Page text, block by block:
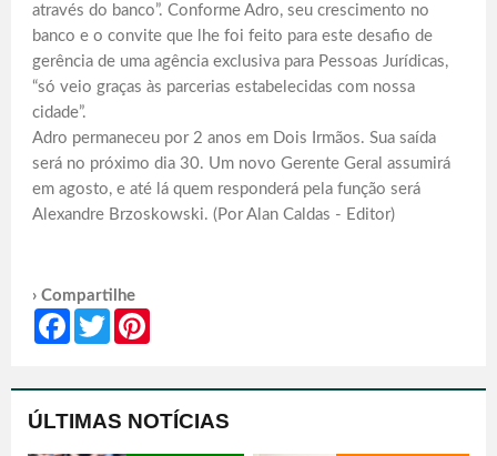
através do banco”. Conforme Adro, seu crescimento no
banco e o convite que lhe foi feito para este desafio de
gerência de uma agência exclusiva para Pessoas Jurídicas,
“só veio graças às parcerias estabelecidas com nossa
cidade”.
Adro permaneceu por 2 anos em Dois Irmãos. Sua saída
será no próximo dia 30. Um novo Gerente Geral assumirá
em agosto, e até lá quem responderá pela função será
Alexandre Brzoskowski. (Por Alan Caldas - Editor)
› Compartilhe
Facebook
Twitter
ÚLTIMAS NOTÍCIAS